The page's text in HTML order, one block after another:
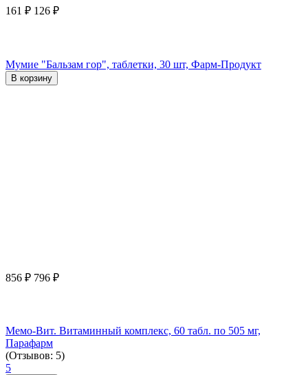
161 ₽ 126 ₽
Мумие "Бальзам гор", таблетки, 30 шт, Фарм-Продукт
В корзину
856 ₽ 796 ₽
Мемо-Вит. Витаминный комплекс, 60 табл. по 505 мг,
Парафарм
(Отзывов: 5)
5